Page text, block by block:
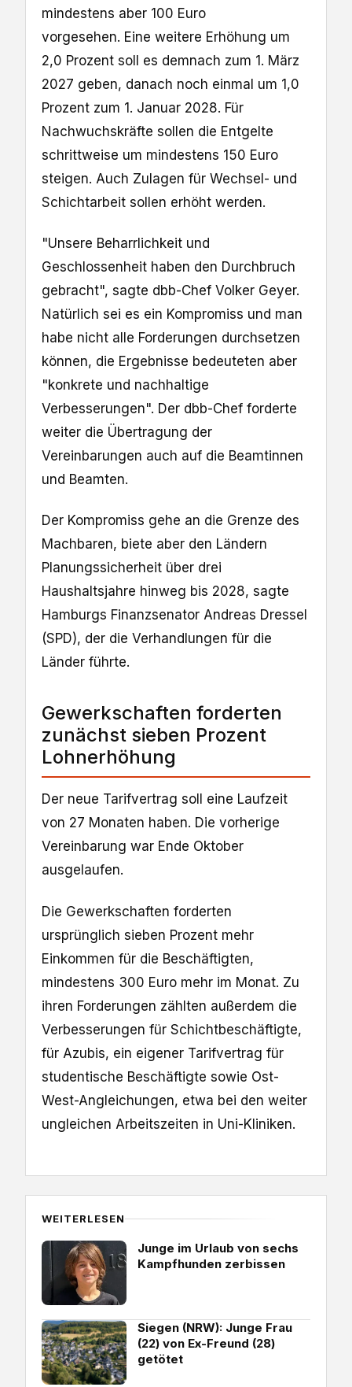
mindestens aber 100 Euro
vorgesehen. Eine weitere Erhöhung um
2,0 Prozent soll es demnach zum 1. März
2027 geben, danach noch einmal um 1,0
Prozent zum 1. Januar 2028. Für
Nachwuchskräfte sollen die Entgelte
schrittweise um mindestens 150 Euro
steigen. Auch Zulagen für Wechsel- und
Schichtarbeit sollen erhöht werden.
"Unsere Beharrlichkeit und
Geschlossenheit haben den Durchbruch
gebracht", sagte dbb-Chef Volker Geyer.
Natürlich sei es ein Kompromiss und man
habe nicht alle Forderungen durchsetzen
können, die Ergebnisse bedeuteten aber
"konkrete und nachhaltige
Verbesserungen". Der dbb-Chef forderte
weiter die Übertragung der
Vereinbarungen auch auf die Beamtinnen
und Beamten.
Der Kompromiss gehe an die Grenze des
Machbaren, biete aber den Ländern
Planungssicherheit über drei
Haushaltsjahre hinweg bis 2028, sagte
Hamburgs Finanzsenator Andreas Dressel
(SPD), der die Verhandlungen für die
Länder führte.
Gewerkschaften forderten
zunächst sieben Prozent
Lohnerhöhung
Der neue Tarifvertrag soll eine Laufzeit
von 27 Monaten haben. Die vorherige
Vereinbarung war Ende Oktober
ausgelaufen.
Die Gewerkschaften forderten
ursprünglich sieben Prozent mehr
Einkommen für die Beschäftigten,
mindestens 300 Euro mehr im Monat. Zu
ihren Forderungen zählten außerdem die
Verbesserungen für Schichtbeschäftigte,
für Azubis, ein eigener Tarifvertrag für
studentische Beschäftigte sowie Ost-
West-Angleichungen, etwa bei den weiter
ungleichen Arbeitszeiten in Uni-Kliniken.
WEITERLESEN
Junge im Urlaub von sechs
Kampfhunden zerbissen
Siegen (NRW): Junge Frau
(22) von Ex-Freund (28)
getötet